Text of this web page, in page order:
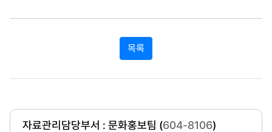
목록
자료관리담당부서 : 문화홍보팀 (604-8106)